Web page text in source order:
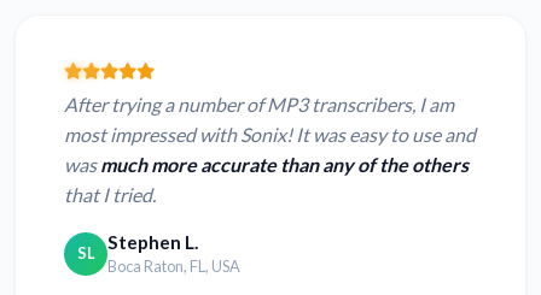
After trying a number of MP3 transcribers, I am
most impressed with Sonix! It was easy to use and
wasmuch more accurate than any of the others
that I tried.
SL Stephen L.
Boca Raton, FL, USA